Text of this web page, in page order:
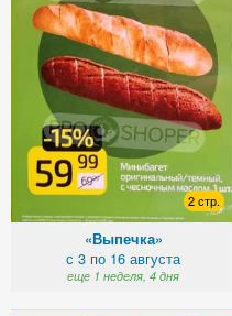
2 стр.
«Выпечка»
с 3 по 16 августа
еще 1 неделя, 4 дня